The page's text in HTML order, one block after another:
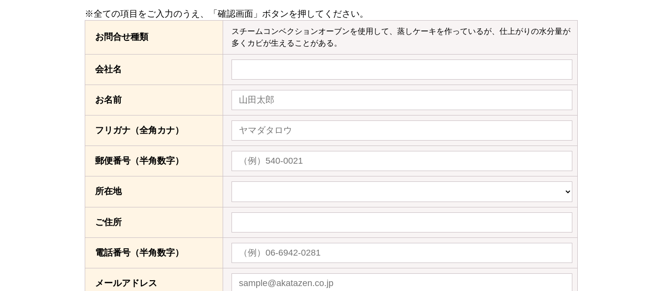
※全ての項目をご入力のうえ、「確認画面」ボタンを押してください。
お問合せ種類
スチームコンベクションオーブンを使用して、蒸しケーキを作っているが、仕上がりの水分量が
多くカビが生えることがある。
会社名
お名前
フリガナ （全角カナ）
郵便番号 （半角数字）
所在地
ご住所
電話番号 （半角数字）
メールアドレス